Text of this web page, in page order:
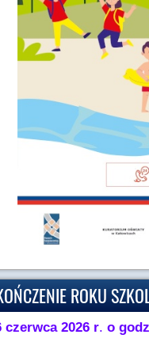
ROKU
czerwca 2026 r. o